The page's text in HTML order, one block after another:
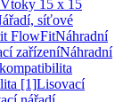
15 x 15
síťové
FlowFitNáhradní
zařízeníNáhradní
[1]Lisovací